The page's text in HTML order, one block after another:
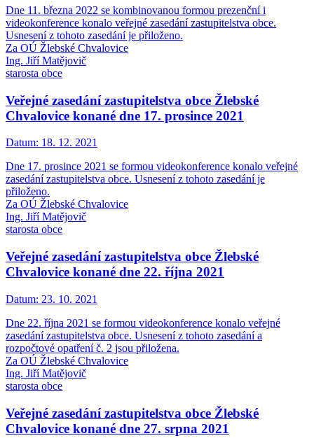
Dne 11. března 2022 se kombinovanou formou prezenční i
videokonference konalo veřejné zasedání zastupitelstva obce.
Usnesení z tohoto zasedání je přiloženo.
Za OÚ Žlebské Chvalovice
Ing. Jiří Matějovič
starosta obce
Veřejné zasedání zastupitelstva obce Žlebské
Chvalovice konané dne 17. prosince 2021
Datum: 18. 12. 2021
Dne 17. prosince 2021 se formou videokonference konalo veřejné
zasedání zastupitelstva obce. Usnesení z tohoto zasedání je
přiloženo.
Za OÚ Žlebské Chvalovice
Ing. Jiří Matějovič
starosta obce
Veřejné zasedání zastupitelstva obce Žlebské
Chvalovice konané dne 22. října 2021
Datum: 23. 10. 2021
Dne 22. října 2021 se formou videokonference konalo veřejné
zasedání zastupitelstva obce. Usnesení z tohoto zasedání a
rozpočtové opatření č. 2 jsou přiložena.
Za OÚ Žlebské Chvalovice
Ing. Jiří Matějovič
starosta obce
Veřejné zasedání zastupitelstva obce Žlebské
Chvalovice konané dne 27. srpna 2021